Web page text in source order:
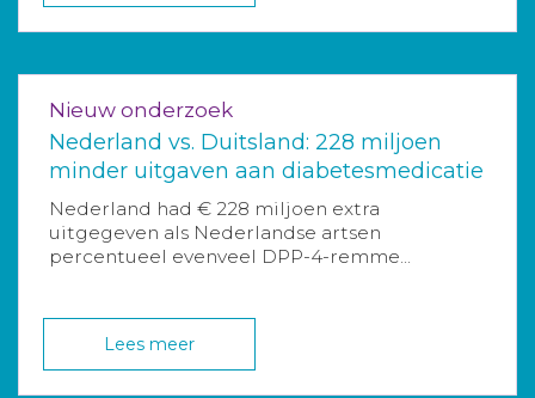
Nieuw onderzoek
Nederland vs. Duitsland: 228 miljoen
minder uitgaven aan diabetesmedicatie
Nederland had € 228 miljoen extra
uitgegeven als Nederlandse artsen
percentueel evenveel DPP-4-remme...
Lees meer